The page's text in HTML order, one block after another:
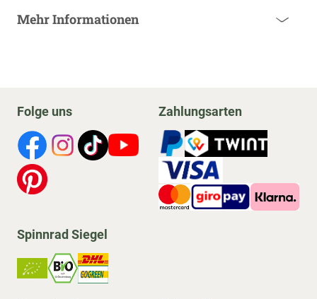
Mehr Informationen
Folge uns Zahlungsarten
Spinnrad Siegel